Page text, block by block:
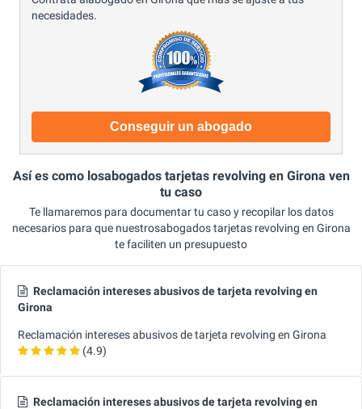
necesidades.
Conseguir un abogado
Así es como losabogados tarjetas revolving en Girona ven
tu caso
Te llamaremos para documentar tu caso y recopilar los datos
necesarios para que nuestrosabogados tarjetas revolving en Girona
te faciliten un presupuesto
Reclamación intereses abusivos de tarjeta revolving en
Girona
Reclamación intereses abusivos de tarjeta revolving en Girona
(4.9)
Reclamación intereses abusivos de tarjeta revolving en